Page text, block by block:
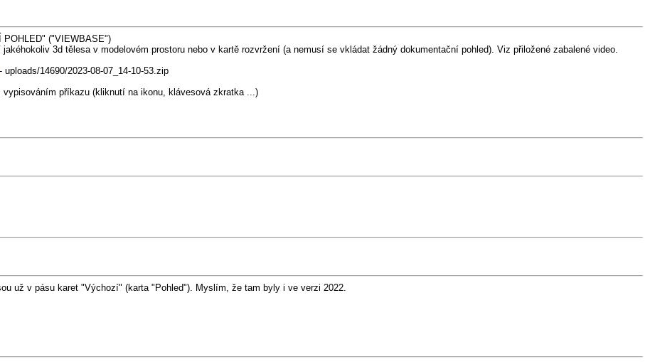
("VIEWBASE")
3d tělesa v modelovém prostoru nebo v kartě rozvržení (a nemusí se vkládat žádný dokumentační pohled). Viz přiložené zabalené video.
uploads/14690/2023-08-07_14-10-53.zip
příkazu (kliknutí na ikonu, klávesová zkratka ...)
už v pásu karet "Výchozí" (karta "Pohled"). Myslím, že tam byly i ve verzi 2022.